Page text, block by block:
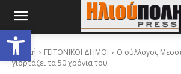
Ανοίξτε τη γραμμή εργαλείων
Αρχική ΓΕΙΤΟΝΙΚΟΙ ΔΗΜΟΙ
Ο σύλλογος
γιορτάζει τα 50 χρόνια του